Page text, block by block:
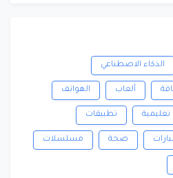
الذكاء الاصطناعي
ألعاب الهواتف
تعليمية تطبيقات
صحة مسلسلات